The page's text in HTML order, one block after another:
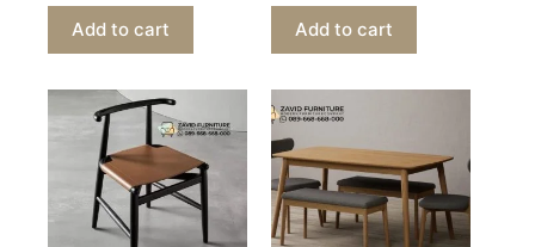
Add to cart Add to cart